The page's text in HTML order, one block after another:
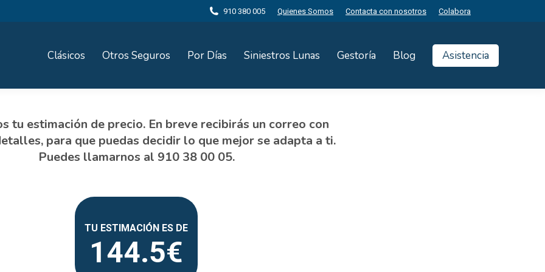
910 380 005 Quienes Somos Contacta con nosotros Colabora
Clásicos Otros Seguros Por Días Siniestros Lunas Gestoría Blog Asistencia
144.5